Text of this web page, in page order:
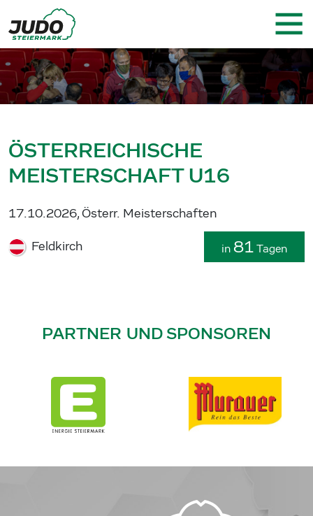
ÖSTERREICHISCHE
MEISTERSCHAFT U16
17.10.2026, Österr. Meisterschaften
Feldkirch in 81 Tagen
PARTNER UND SPONSOREN